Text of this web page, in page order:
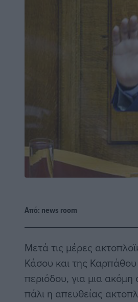
Από: news room
Μετά τις μέρες
Κάσου και της Καρπάθου
περιόδου, για μια
πάλι η απευθείας